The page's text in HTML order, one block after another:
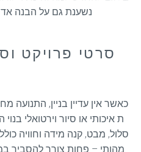
נשענת גם על הבנה
סרטי פרויקט
כאשר אין עדיין בניין,
ת איכותי או סיור וירטואלי
מהותי – פחות צורך להסביר